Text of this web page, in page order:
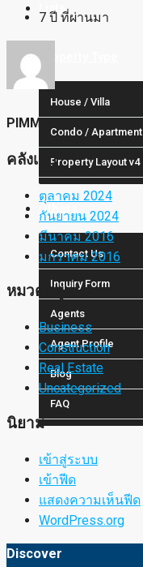
Lists
Property Type
House / Villa
Condo / Apartment
Property Layout v4
Others
Contact Us
Inquiry Form
Agents
Agent Profile
Blog
FAQ
7 ปี ที่ผ่านมา
PIMM
คลังเก็บ
ตุลาคม 2024
กันยายน 2024
มีนาคม 2016
มกราคม 2016
หมวดหมู่
Business
Construction
Real Estate
Uncategorized
นิยาม
เข้าสู่ระบบ
เข้าฟีด
แสดงความเห็นฟีด
WordPress.org
Discover